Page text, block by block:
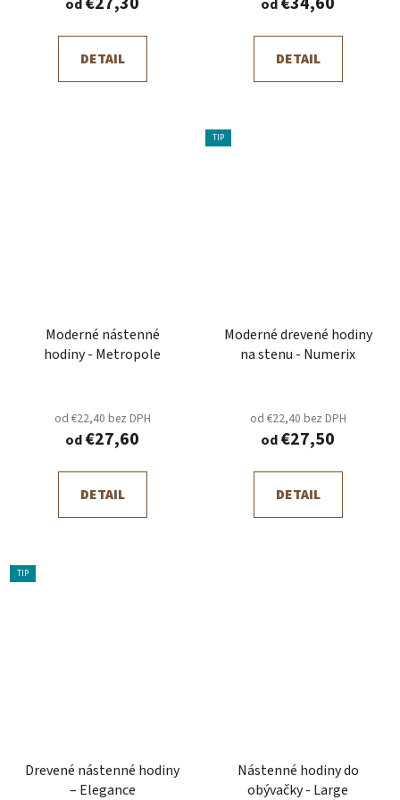
od
DETAIL
od
DETAIL
Moderné nástenné
hodiny - Metropole
od €22,40 bez DPH
od€27,60
DETAIL
TIP
Moderné drevené hodiny
na stenu - Numerix
od €22,40 bez DPH
od€27,50
DETAIL
TIP
Drevené nástenné hodiny
– Elegance
Nástenné hodiny do
obývačky - Large